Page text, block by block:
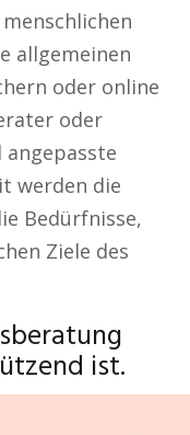
allgemeinen
oder online
oder
angepasste
werden die
Bedürfnisse,
Ziele des
ist.